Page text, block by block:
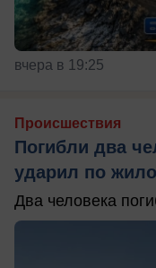
вчера в 19:25
Происшествия
Погибли два
ударил по
Два человека